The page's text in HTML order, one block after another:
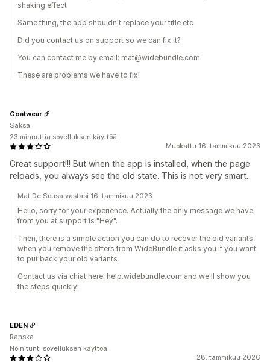
shaking effect
Same thing, the app shouldn't replace your title etc
Did you contact us on support so we can fix it?
You can contact me by email: mat@widebundle.com
These are problems we have to fix!
Muokattu 16. tammikuu 2023
Great support!!! But when the app is installed, when the page
reloads, you always see the old state. This is not very smart.
Goatwear
Saksa
23 minuuttia sovelluksen käyttöä
Mat De Sousa vastasi 16. tammikuu 2023
Hello, sorry for your experience. Actually the only message we have
from you at support is "Hey".
Then, there is a simple action you can do to recover the old variants,
when you remove the offers from WideBundle it asks you if you want
to put back your old variants
Contact us via chiat here: help.widebundle.com and we'll show you
the steps quickly!
28. tammikuu 2026
EDEN
Ranska
Noin tunti sovelluksen käyttöä